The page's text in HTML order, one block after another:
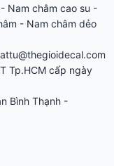
- Nam châm cao su -
- Nam châm dẻo
Tp.HCM cấp ngày
Bình Thạnh -